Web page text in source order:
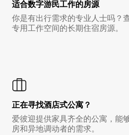
适合数字游民工作的房源
你是有出行需求的专业人士吗？
专用工作空间的长期住宿房源。
正在寻找酒店式公寓？
爱彼迎提供家具齐全的公寓，能
房和异地调动者的需求。